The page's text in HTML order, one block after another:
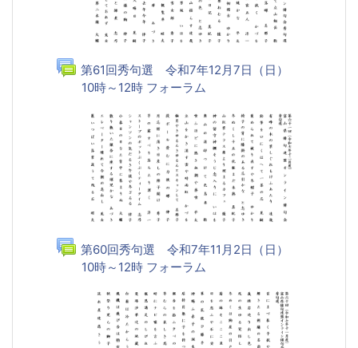
第61回秀句選 令和7年12月7日（日）
10時～12時 フォーラム
第60回秀句選 令和7年11月2日（日）
10時～12時 フォーラム